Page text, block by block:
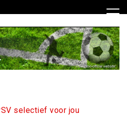
selectief voor jou